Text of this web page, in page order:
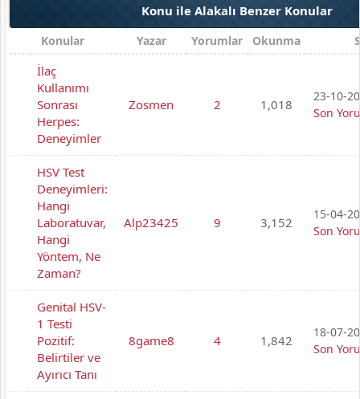
Konu ile Alakalı Benzer Konular
Konular Yazar Yorumlar Okunma
İlaç
Kullanımı
Sonrası
Herpes:
Deneyimler
Zosmen 2 1,018
23-10-
Son
HSV Test
Deneyimleri:
Hangi
Laboratuvar,
Hangi
Yöntem, Ne
Zaman?
Alp23425 9 3,152
15-04-
Son
Genital HSV-
1 Testi
Pozitif:
Belirtiler ve
Ayırıcı Tanı
8game8 4 1,842
18-07-
Son